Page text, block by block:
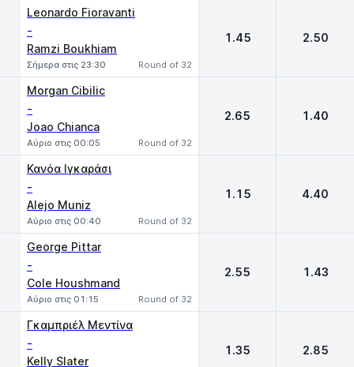
Leonardo Fioravanti
-
Ramzi Boukhiam
Σήμερα στις 23:30 Round of 32
1.45 2.50
Morgan Cibilic
-
Joao Chianca
Αύριο στις 00:05 Round of 32
2.65 1.40
Κανόα Ιγκαράσι
-
Alejo Muniz
Αύριο στις 00:40 Round of 32
1.15 4.40
George Pittar
-
Cole Houshmand
Αύριο στις 01:15 Round of 32
2.55 1.43
Γκαμπριέλ Μεντίνα
-
Kelly Slater
1.35 2.85